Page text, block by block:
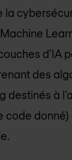
la
d’IA
des
destinés à
code donné)